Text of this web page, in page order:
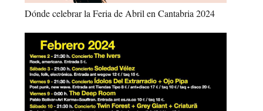
Dónde celebrar la Feria de Abril en Cantabria 2024